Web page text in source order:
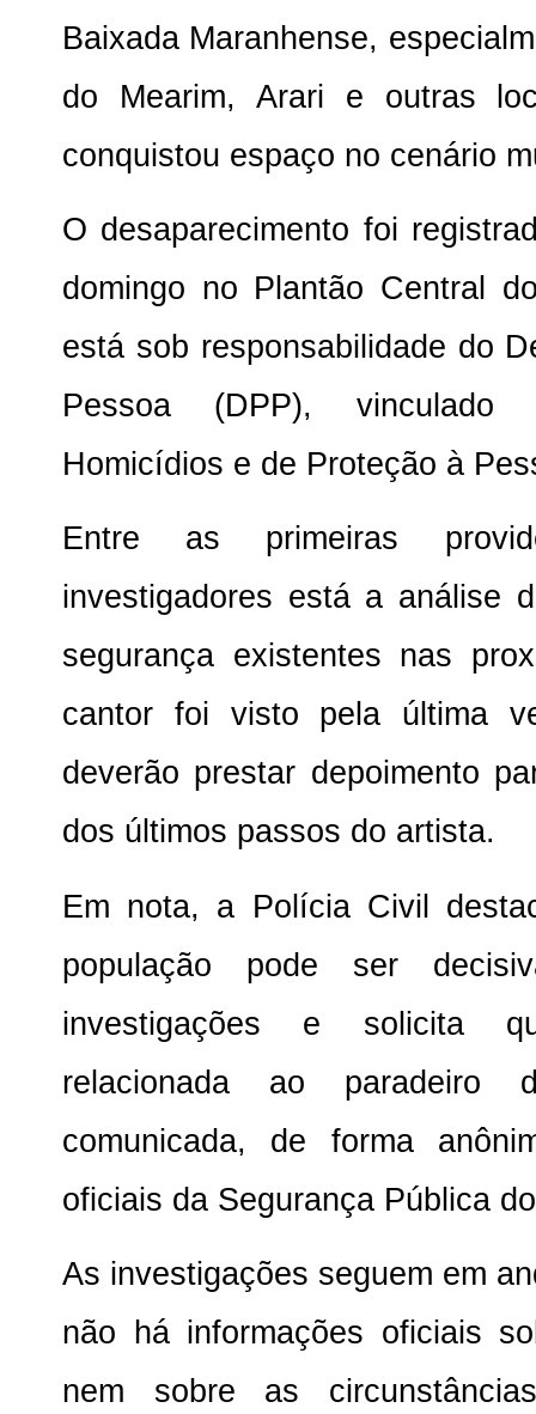
Baixada Maranhense,
do Mearim, Arari e outras
conquistou espaço no cenário
O desaparecimento foi
domingo no Plantão Central
está sob responsabilidade do
Pessoa (DPP), vinculado
Homicídios e de Proteção à
Entre as primeiras
investigadores está a análise
segurança existentes nas
cantor foi visto pela última
deverão prestar depoimento
dos últimos passos do artista.
Em nota, a Polícia Civil
população pode ser
investigações e solicita
relacionada ao paradeiro
comunicada, de forma
oficiais da Segurança Pública
As investigações seguem em
não há informações oficiais
nem sobre as